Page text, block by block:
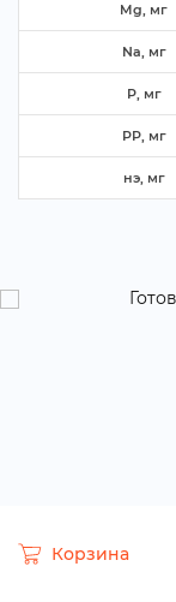
Mg, м
Na, м
P, м
PP, м
нэ, м
Корзина